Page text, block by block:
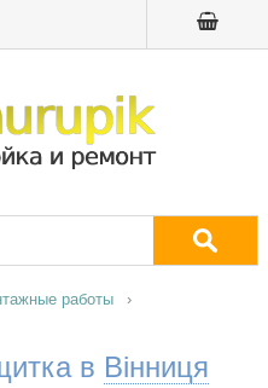
работы
в Вінниця